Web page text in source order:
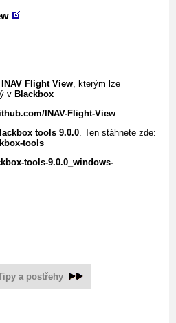
INAV Flight View, kterým lze
v Blackbox
INAV-Flight-View
tools 9.0.0. Ten stáhnete zde:
tools
tools-9.0.0_windows-
a postřehy